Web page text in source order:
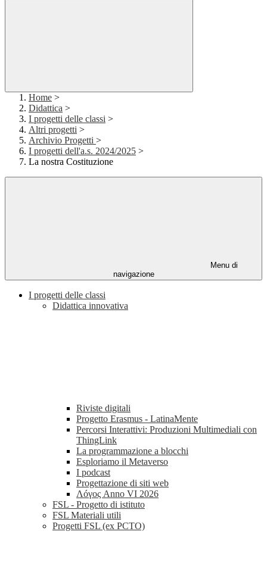
Home >
Didattica >
I progetti delle classi >
Altri progetti >
Archivio Progetti >
I progetti dell'a.s. 2024/2025 >
La nostra Costituzione
Menu di
navigazione
I progetti delle classi
Didattica innovativa
Riviste digitali
Progetto Erasmus - LatinaMente
Percorsi Interattivi: Produzioni Multimediali con
ThingLink
La programmazione a blocchi
Esploriamo il Metaverso
I podcast
Progettazione di siti web
Λóγος Anno VI 2026
FSL - Progetto di istituto
FSL Materiali utili
Progetti FSL (ex PCTO)